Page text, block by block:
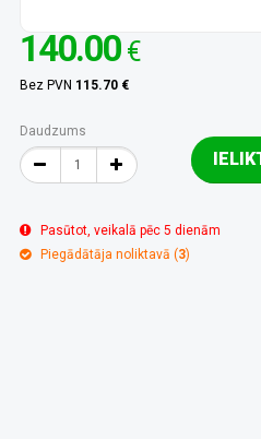
140.00 €
Bez PVN 115.70 €
Daudzums
Pasūtot, veikalā pēc 5 dienām
Piegādātāja noliktavā (3)